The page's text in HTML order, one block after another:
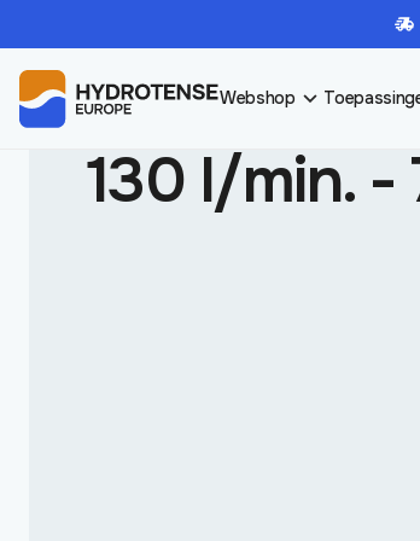
Webshop
HOME/PRODUCT DOORSTROOMCAPACITEIT/130 L/MIN.
130 l/min.